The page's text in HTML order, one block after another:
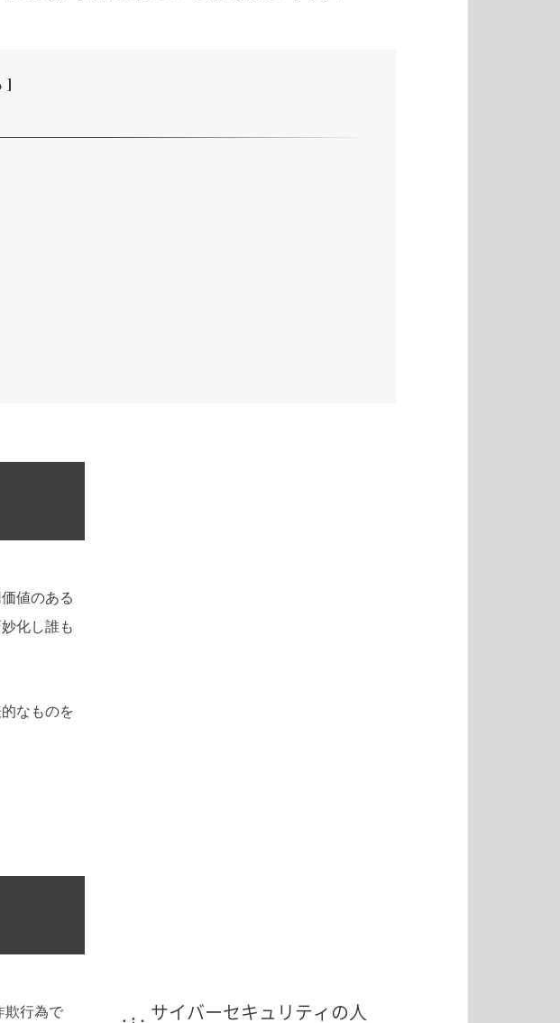
値のある
化し誰も
なものを
欺行為で
サイバーセキュリティの人